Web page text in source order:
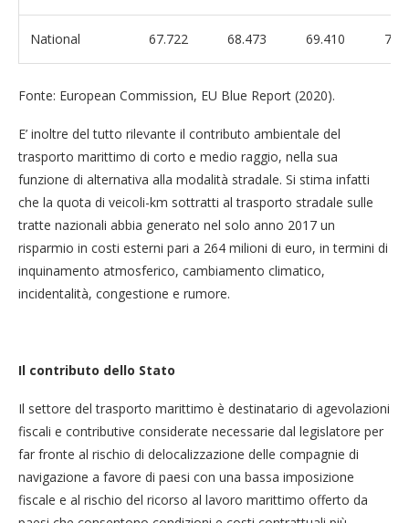
National 67.722 68.473 69.410
Fonte: European Commission, EU Blue Report (2020).
E’ inoltre del tutto rilevante il contributo ambientale del
trasporto marittimo di corto e medio raggio, nella sua
funzione di alternativa alla modalità stradale. Si stima infatti
che la quota di veicoli-km sottratti al trasporto stradale sulle
tratte nazionali abbia generato nel solo anno 2017 un
risparmio in costi esterni pari a 264 milioni di euro, in termini di
inquinamento atmosferico, cambiamento climatico,
incidentalità, congestione e rumore.
Il contributo dello Stato
Il settore del trasporto marittimo è destinatario di agevolazioni
fiscali e contributive considerate necessarie dal legislatore per
far fronte al rischio di delocalizzazione delle compagnie di
navigazione a favore di paesi con una bassa imposizione
fiscale e al rischio del ricorso al lavoro marittimo offerto da